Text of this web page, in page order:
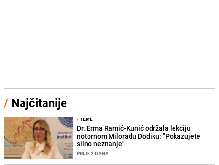
/ Najčitanije
/TEME
Dr. Erma Ramić-Kunić održala lekciju
notornom Miloradu Dodiku: "Pokazujete
silno neznanje"
PRIJE 2 DANA